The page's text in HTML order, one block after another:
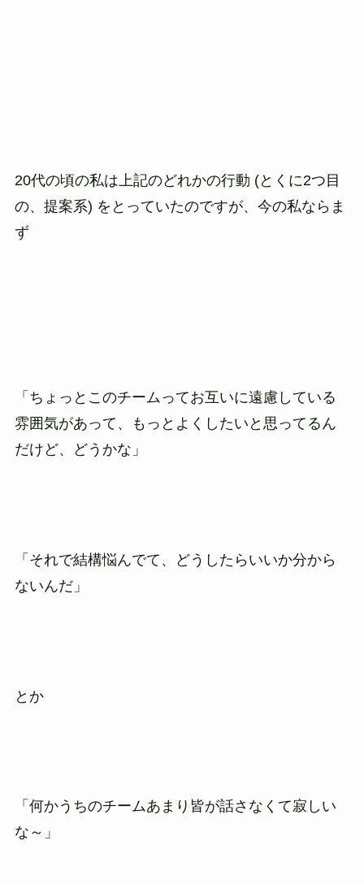
20代の頃の私は上記のどれかの行動 (とくに2つ目
の、提案系) をとっていたのですが、今の私ならま
ず
「ちょっとこのチームってお互いに遠慮している
雰囲気があって、もっとよくしたいと思ってるん
だけど、どうかな」
「それで結構悩んでて、どうしたらいいか分から
ないんだ」
とか
「何かうちのチームあまり皆が話さなくて寂しい
な～」